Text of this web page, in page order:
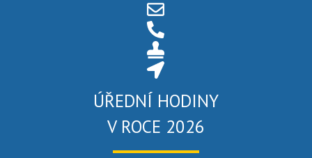
ÚŘEDNÍ HODINY
V ROCE 2026